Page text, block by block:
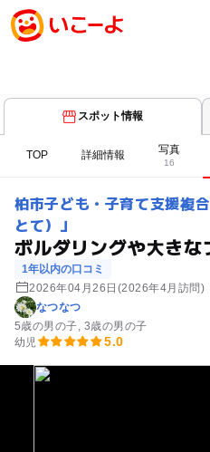
スポット情報
TOP 詳細情報 写真
16
柏市子ども・子育て支援複
とて）」
ボルダリングや大き
1年以内の口コミ
2026年04月26日 (2026年4月訪問)
なつなつ
5歳の男の子 3歳の男の子
幼児
5.0